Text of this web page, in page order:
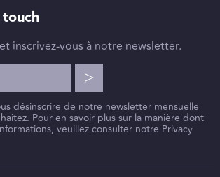
inscrivez-vous à notre newsletter.
désinscrire de notre newsletter mensuelle
Pour en savoir plus sur la manière dont
veuillez consulter notre Privacy